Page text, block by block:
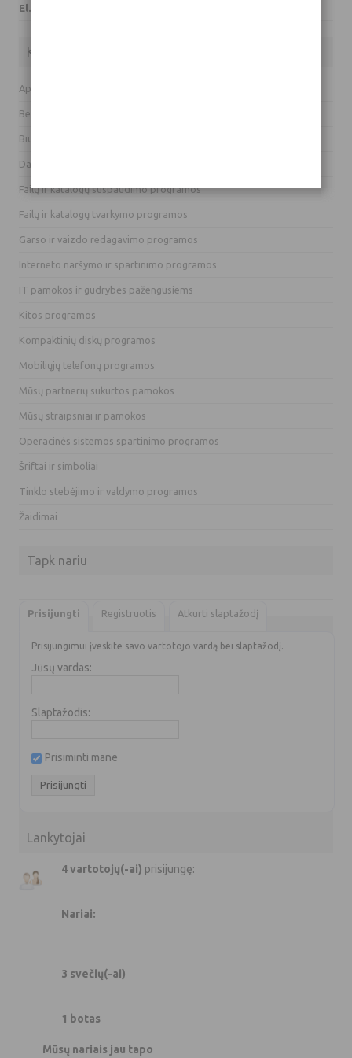
El. paštas: info(eta)hardas.lt
Kategorijos
Apsaugos programos
Bendravimo programos
Biurui skirti įrankiai ir programos
Darbalaukio programos
Failų ir katalogų suspaudimo programos
Failų ir katalogų tvarkymo programos
Garso ir vaizdo redagavimo programos
Interneto naršymo ir spartinimo programos
IT pamokos ir gudrybės pažengusiems
Kitos programos
Kompaktinių diskų programos
Mobiliųjų telefonų programos
Mūsų partnerių sukurtos pamokos
Mūsų straipsniai ir pamokos
Operacinės sistemos spartinimo programos
Šriftai ir simboliai
Tinklo stebėjimo ir valdymo programos
Žaidimai
Tapk nariu
Prisijungti Registruotis Atkurti slaptažodį
Prisijungimui įveskite savo vartotojo vardą bei slaptažodį.
Jūsų vardas:
Slaptažodis:
Prisiminti mane
Lankytojai
4 vartotojų(-ai) prisijungę:
Nariai:
3 svečių(-ai)
1 botas
Mūsų nariais jau tapo